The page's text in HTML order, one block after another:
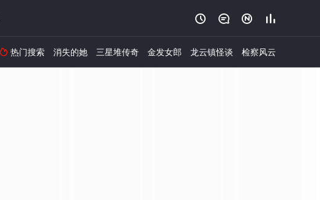
   
 热门搜索 消失的她 三星堆传奇 金发女郎 龙云镇怪谈 检察风云